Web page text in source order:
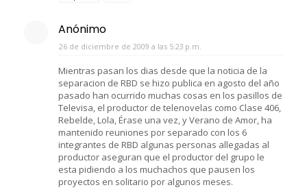
Anónimo
26 de diciembre de 2009 a las 5:23 p.m.
Mientras pasan los dias desde que la noticia de la
separacion de RBD se hizo publica en agosto del año
pasado han ocurrido muchas cosas en los pasillos de
Televisa, el productor de telenovelas como Clase 406,
Rebelde, Lola, Érase una vez, y Verano de Amor, ha
mantenido reuniones por separado con los 6
integrantes de RBD algunas personas allegadas al
productor aseguran que el productor del grupo le
esta pidiendo a los muchachos que pausen los
proyectos en solitario por algunos meses.